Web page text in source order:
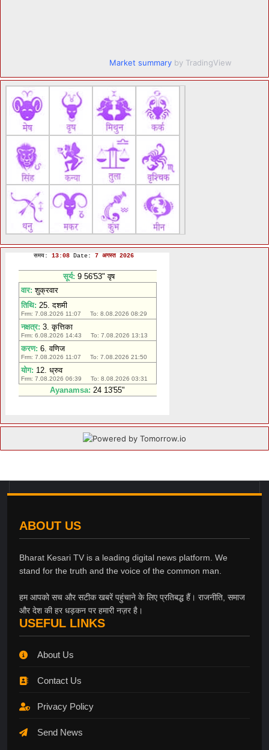
Market summary by TradingView
ABOUT US
Bharat Kesari TV is a leading digital news platform. We
stand for the truth and the voice of the common man.
हम आपको सच और सटीक खबरें पहुंचाने के लिए प्रतिबद्ध हैं। राजनीति, समाज
और देश की हर धड़कन पर हमारी नज़र है।
USEFUL LINKS
About Us
Contact Us
Privacy Policy
Send News